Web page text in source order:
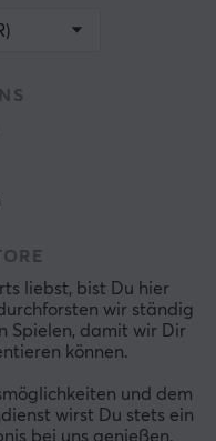
liebst, bist Du hier
wir ständig
Spielen, damit wir Dir
können.
und dem
wirst Du stets ein
bei uns genießen.